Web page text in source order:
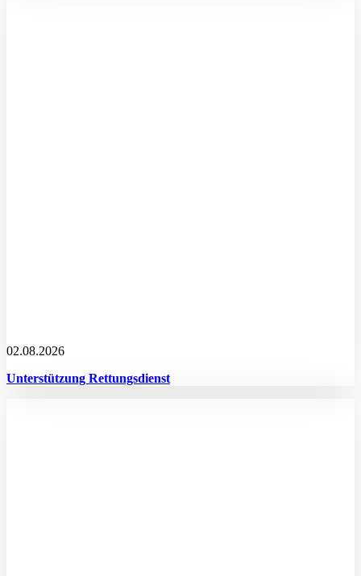
02.08.2026
Unterstützung Rettungsdienst